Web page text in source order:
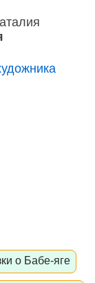
о Бабе-яге